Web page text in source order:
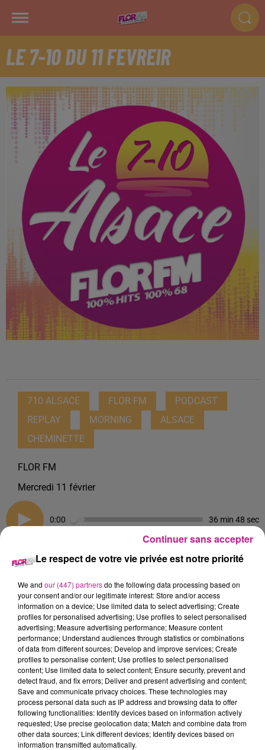
LE 7-10 DU 11 FEVREIR
710 ALSACE FLOR FM
PODCAST
REPLAY
MORNING
ALSACE
CHEMINETTE
FLOR FM
Mercredi 11 février
0:00 36 min 48 sec
11 février 2026 - 36 min 48 sec
LE 7-10 DU 11 FEVREIR
Retrouvez les meilleurs moments du 7-10 Alsace avec
Cheminette à Niderergheim, la toiture de votre maison de A à
Le respect de votre vie privée est notre priorité
We and our (447) partnersdo the following data processing based on
your consent and/or our legitimate interest: Store and/or access
information on a device; Use limited data to select advertising; Create
profiles for personalised advertising; Use profiles to select personalised
advertising; Measure advertising performance; Measure content
performance; Understand audiences through statistics or combinations
of data from different sources; Develop and improve services; Create
profiles to personalise content; Use profiles to select personalised
content; Use limited data to select content; Ensure security, prevent and
detect fraud, and fix errors; Deliver and present advertising and content;
Save and communicate privacy choices. These technologies may
process personal data such as IP address and browsing data to offer
following functionalities: Identify devices based on information actively
requested; Use precise geolocation data; Match and combine data from
other data sources; Link different devices; Identify devices based on
information transmitted automatically.
Continuer sans accepter